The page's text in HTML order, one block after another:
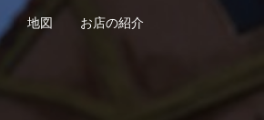
地図 お店の紹介